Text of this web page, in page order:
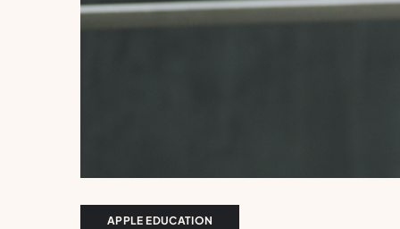
APPLE EDUCATION